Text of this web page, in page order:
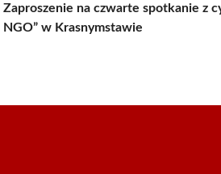
Zaproszenie na czwarte spotkanie z
NGO” w Krasnymstawie